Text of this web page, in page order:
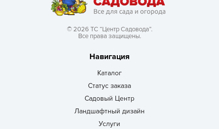
© 2026 ТС “Центр Садовода”.
Все права защищены.
Навигация
Каталог
Статус заказа
Садовый Центр
Ландшафтный дизайн
Услуги